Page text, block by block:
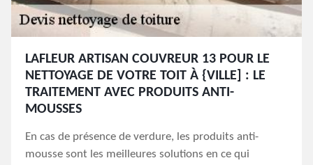
LAFLEUR ARTISAN COUVREUR 13 POUR LE
NETTOYAGE DE VOTRE TOIT À {VILLE] : LE
TRAITEMENT AVEC PRODUITS ANTI-
MOUSSES
En cas de présence de verdure, les produits anti-
mousse sont les meilleures solutions en ce qui